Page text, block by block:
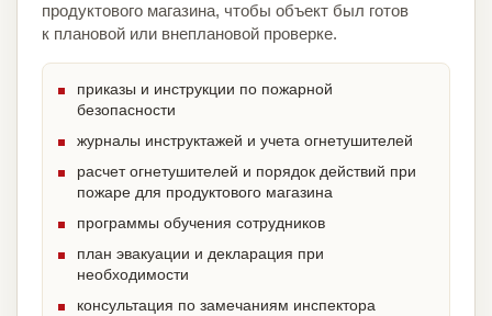
продуктового магазина, чтобы объект был готов
к плановой или внеплановой проверке.
приказы и инструкции по пожарной
безопасности
журналы инструктажей и учета огнетушителей
расчет огнетушителей и порядок действий при
пожаре для продуктового магазина
программы обучения сотрудников
план эвакуации и декларация при
необходимости
консультация по замечаниям инспектора